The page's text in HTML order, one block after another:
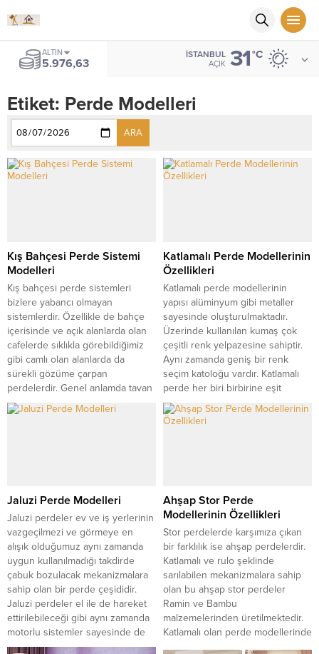
ALTIN
5.976,63
İSTANBUL
AÇIK 31°C
Etiket: Perde Modelleri
ARA
Kış Bahçesi Perde Sistemi
Modelleri
Kış bahçesi perde sistemleri
bizlere yabancı olmayan
sistemlerdir. Özellikle de bahçe
içerisinde ve açık alanlarda olan
cafelerde sıklıkla görebildiğimiz
gibi camlı olan alanlarda da
sürekli gözüme çarpan
perdelerdir. Genel anlamda tavan
kısmı cam olan mekânlarda
güneşin zararlı ışınlarından
Katlamalı Perde Modellerinin
Özellikleri
Katlamalı perde modellerinin
yapısı alüminyum gibi metaller
sayesinde oluşturulmaktadır.
Üzerinde kullanılan kumaş çok
çeşitli renk yelpazesine sahiptir.
Aynı zamanda geniş bir renk
seçim katoloğu vardır. Katlamalı
perde her biri birbirine eşit
parçaların oluşturduğu kademeler
halinde yukarıya katlanarak
Jaluzi Perde Modelleri
Jaluzi perdeler ev ve iş yerlerinin
vazgeçilmezi ve görmeye en
alışık olduğumuz aynı zamanda
uygun kullanılmadığı takdirde
çabuk bozulacak mekanizmalara
sahip olan bir perde çeşididir.
Jaluzi perdeler el ile de hareket
ettirilebileceği gibi aynı zamanda
motorlu sistemler sayesinde de
rahatlıkla kullanılabilir. Metal
Ahşap Stor Perde
Modellerinin Özellikleri
Stor perdelerde karşımıza çıkan
bir farklılık ise ahşap perdelerdir.
Katlamalı ve rulo şeklinde
sarılabilen mekanizmalara sahip
olan bu ahşap stor perdeler
Ramin ve Bambu
malzemelerinden üretilmektedir.
Katlamalı olan perde modellerinde